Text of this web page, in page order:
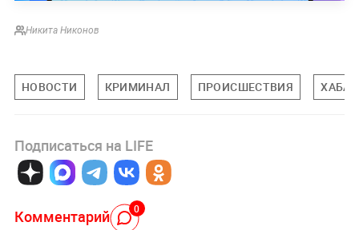
Никита Никонов
НОВОСТИ КРИМИНАЛ ПРОИСШЕСТВИЯ
Подписаться на LIFE
Комментарий 0